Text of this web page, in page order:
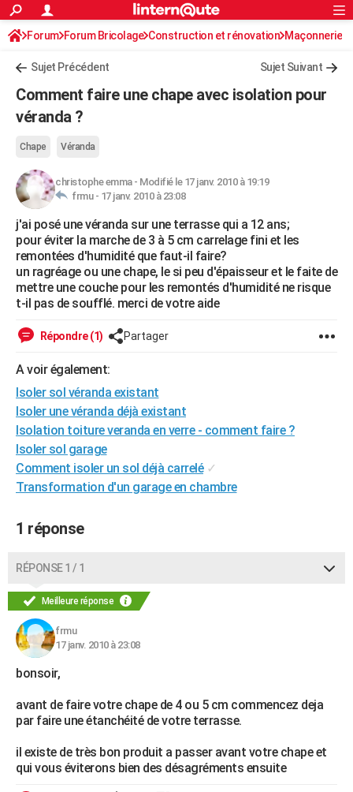
ACTUALITÉS
Politique
Société
Faits Divers
Education
Monde
Villes
+
Programme TV
Streaming
Cinéma
Sorties cinéma
Musique
FINANCE
Retraite
Impôts
Epargne
Immobilier
Risques naturels par ville
Banque
Assurance
Crédit
AUTO
Essais
Réserver un essai
Citadines
Berlines
SUV
Forum auto
HIGH-TECH
Mobiles
Meilleur smartphone
Internet
Ordinateurs
Jeux vidéo
Guide high-tech
BRICOLAGE
Forum
Aménagement intérieur
Extérieur
Cuisine
Salle de bains
Jardinage
Rangement
WEEK-END
Guides de France
Escapades
Patrimoine
Expositions
Musées
Week-end nature
+LIFESTYLE
Art de vivre
Bien-être
Loisirs
Mode
Modes de vie
SANTE
Alimentation
Guide de la santé
Maladies
Médicaments
Sommeil
VOYAGE
Destinations
City break
Voyage nature
Voyage de noces
Forum
Climat
+PHOTO
GUIDES D'ACHAT
BONS PLANS
CARTE DE VOEUX
Carte de Noël
Carte Bonne année
Carte Saint-Valentin
Carte Pâques
Carte d'anniversaire
Dictionnaire
Biographies
Citations
Expressions
Proverbes
PROGRAMME TV
COPAINS D'AVANT
S'inscrire
Se connecter
Lycées
Collèges
Primaires
Universités
Entreprises
Service militaire
Avis de recherche
AVIS DE DÉCÈS
FORUM
Bricolage
Lifestyle
Culture
Sport
Auto
Television
Voyage
Cinema
Rechercher
S'inscrire
Connexion
Forum Forum Bricolage Construction et rénovation Maçonnerie
Sujet Précédent Sujet Suivant
Comment faire une chape avec isolation pour
véranda ?
Chape Véranda
christophe emma- Modifié le 17 janv. 2010 à 19:19
frmu - 17 janv. 2010 à 23:08
j'ai posé une véranda sur une terrasse qui a 12 ans;
pour éviter la marche de 3 à 5 cm carrelage fini et les
remontées d'humidité que faut-il faire?
un ragréage ou une chape, le si peu d'épaisseur et le faite de
mettre une couche pour les remontés d'humidité ne risque
t-il pas de soufflé. merci de votre aide
Répondre (1) Partager
A voir également:
Isoler sol véranda existant
Isoler une véranda déjà existant
Isolation toiture veranda en verre - comment faire ?
Isoler sol garage
Comment isoler un sol déjà carrelé ✓
Transformation d'un garage en chambre
1 réponse
RÉPONSE 1 / 1
Meilleure réponse
frmu
17 janv. 2010 à 23:08
bonsoir,
avant de faire votre chape de 4 ou 5 cm commencez deja
par faire une étanchéité de votre terrasse.
il existe de très bon produit a passer avant votre chape et
qui vous éviterons bien des désagréments ensuite